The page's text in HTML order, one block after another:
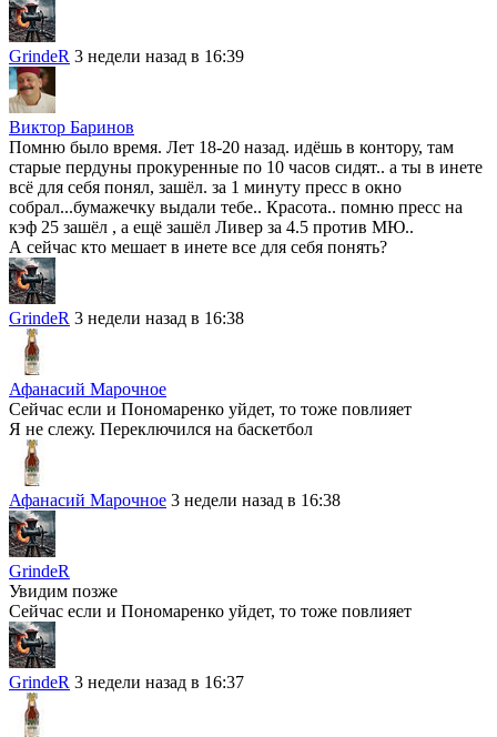
GrindeR 3 недели назад в 16:39
Виктор Баринов
Помню было время. Лет 18-20 назад. идёшь в контору, там
старые пердуны прокуренные по 10 часов сидят.. а ты в инете
всё для себя понял, зашёл. за 1 минуту пресс в окно
собрал...бумажечку выдали тебе.. Красота.. помню пресс на
кэф 25 зашёл , а ещё зашёл Ливер за 4.5 против МЮ..
А сейчас кто мешает в инете все для себя понять?
GrindeR 3 недели назад в 16:38
Афанасий Марочное
Сейчас если и Пономаренко уйдет, то тоже повлияет
Я не слежу. Переключился на баскетбол
Афанасий Марочное 3 недели назад в 16:38
GrindeR
Увидим позже
Сейчас если и Пономаренко уйдет, то тоже повлияет
GrindeR 3 недели назад в 16:37